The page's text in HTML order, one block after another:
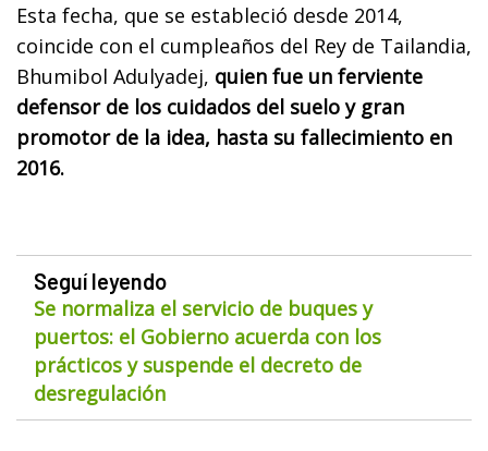
Esta fecha, que se estableció desde 2014,
coincide con el cumpleaños del Rey de Tailandia,
Bhumibol Adulyadej, quien fue un ferviente
defensor de los cuidados del suelo y gran
promotor de la idea, hasta su fallecimiento en
2016.
Seguí leyendo
Se normaliza el servicio de buques y
puertos: el Gobierno acuerda con los
prácticos y suspende el decreto de
desregulación